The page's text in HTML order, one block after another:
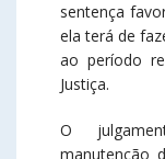
sentença
ela terá de
ao período
Justiça.
O
manutenção